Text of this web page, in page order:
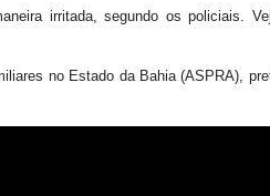
irritada, segundo os policiais.
no Estado da Bahia (ASPRA),